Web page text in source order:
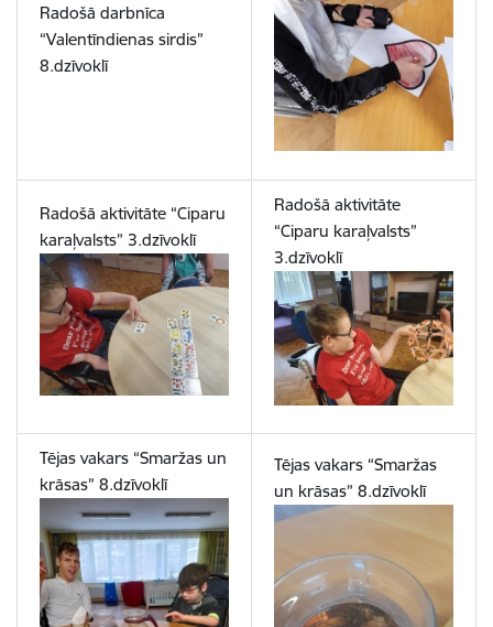
Radošā darbnīca
“Valentīndienas sirdis”
8.dzīvoklī
Radošā aktivitāte “Ciparu
karaļvalsts” 3.dzīvoklī
Radošā aktivitāte
“Ciparu karaļvalsts”
3.dzīvoklī
Tējas vakars “Smaržas un
krāsas” 8.dzīvoklī
Tējas vakars “Smaržas
un krāsas” 8.dzīvoklī